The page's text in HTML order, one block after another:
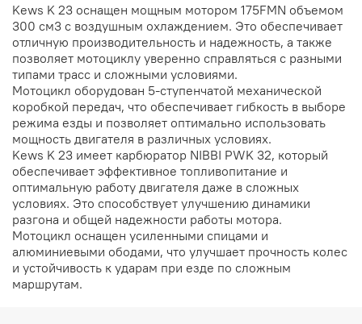
Kews K 23 оснащен мощным мотором 175FMN объемом
300 см3 с воздушным охлаждением. Это обеспечивает
отличную производительность и надежность, а также
позволяет мотоциклу уверенно справляться с разными
типами трасс и сложными условиями.
Мотоцикл оборудован 5-ступенчатой механической
коробкой передач, что обеспечивает гибкость в выборе
режима езды и позволяет оптимально использовать
мощность двигателя в различных условиях.
Kews K 23 имеет карбюратор NIBBI PWK 32, который
обеспечивает эффективное топливопитание и
оптимальную работу двигателя даже в сложных
условиях. Это способствует улучшению динамики
разгона и общей надежности работы мотора.
Мотоцикл оснащен усиленными спицами и
алюминиевыми ободами, что улучшает прочность колес
и устойчивость к ударам при езде по сложным
маршрутам.